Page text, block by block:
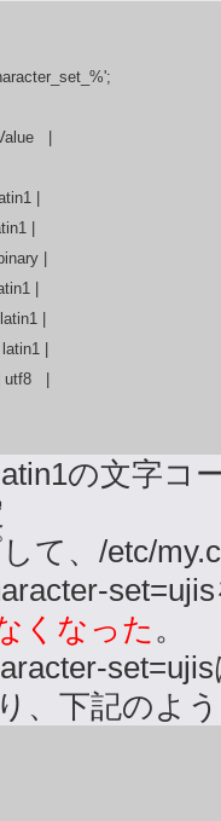
|
|
|
|
|
|
|
|
の文字コ
て、/etc/
くなった 。
、下記のよ